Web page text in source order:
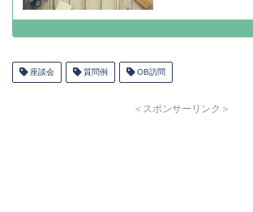
座談会 質問例 OB訪問
＜スポンサーリンク＞